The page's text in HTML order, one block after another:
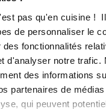
pas qu'en cuisine !
de personnaliser le
fonctionnalités
d'analyser notre trafic.
des informations
partenaires de
qui peuvent